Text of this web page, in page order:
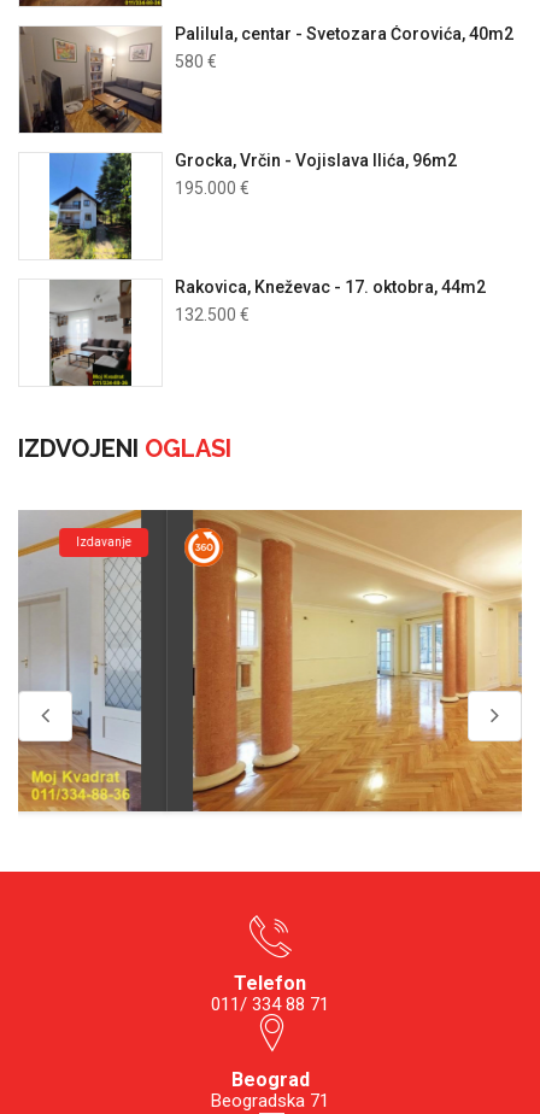
Palilula, centar - Svetozara Ćorovića, 40m2
580 €
Grocka, Vrčin - Vojislava Ilića, 96m2
195.000 €
Rakovica, Kneževac - 17. oktobra, 44m2
132.500 €
IZDVOJENI OGLASI
Telefon
011/ 334 88 71
Beograd
Beogradska 71